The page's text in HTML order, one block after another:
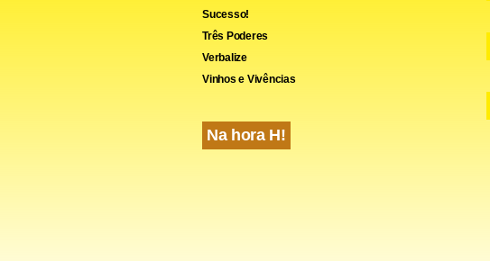
Sucesso!
Três Poderes
Verbalize
Vinhos e Vivências
Na hora H!